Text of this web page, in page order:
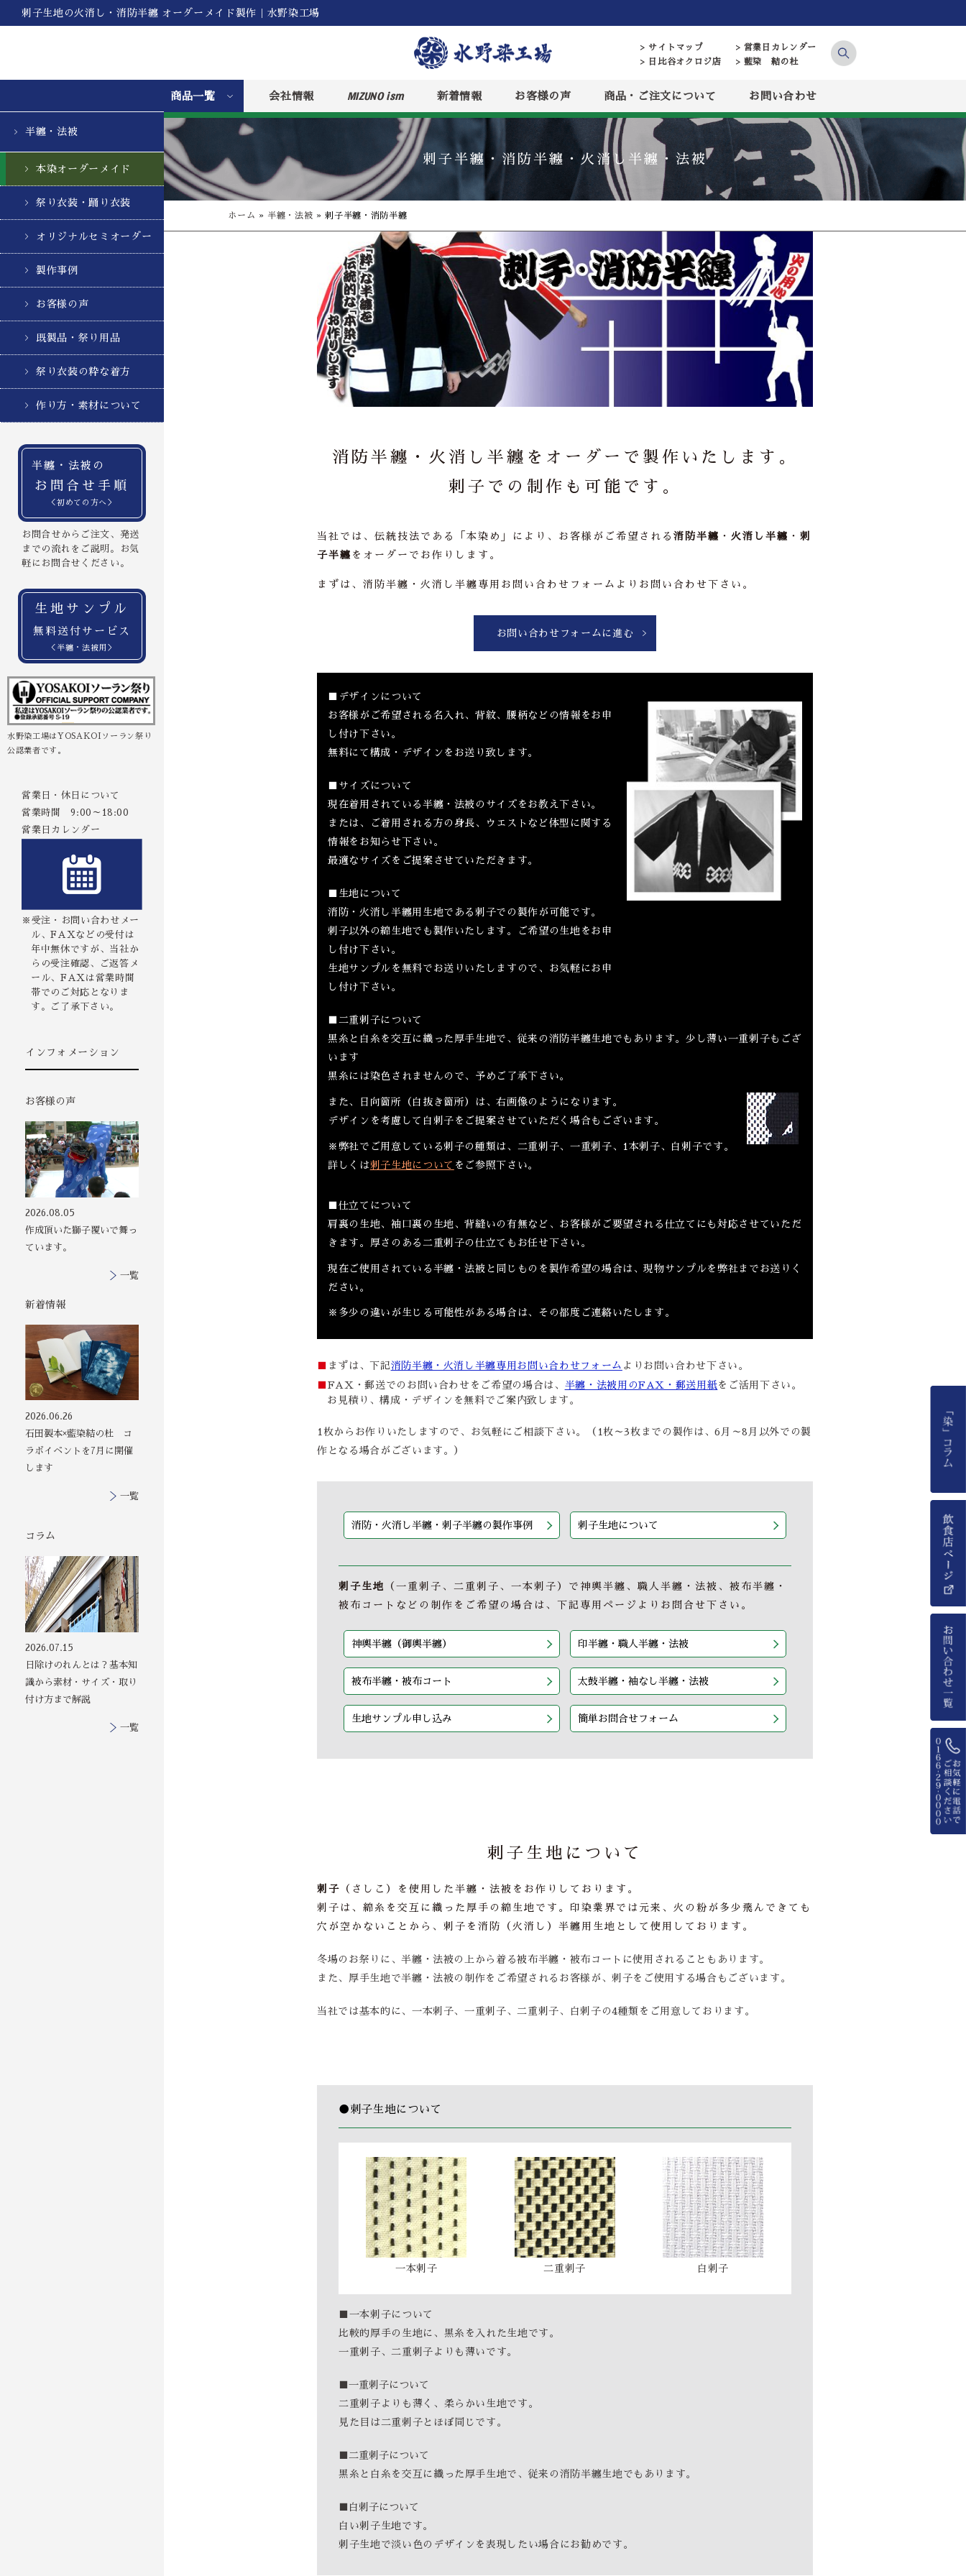
刺子生地の火消し・消防半纏 オーダーメイド製作｜水野染工場
> サイトマップ
> 営業日カレンダー
> 日比谷オクロジ店
> 藍染 結の杜
商品一覧 会社情報 MIZUNO ism 新着情報 お客様の声 商品・ご注文について お問い合わせ
半纏・法被
本染オーダーメイド
祭り衣装・踊り衣装
オリジナルセミオーダー
製作事例
お客様の声
既製品・祭り用品
祭り衣装の粋な着方
作り方・素材について
半纏・法被の
お問合せ手順
＜初めての方へ＞
お問合せからご注文、発送
までの流れをご説明。お気
軽にお問合せください。
生地サンプル
無料送付サービス
＜半纏・法被用＞
水野染工場はYOSAKOIソーラン祭り
公認業者です。
営業日・休日について
営業時間 9:00～18:00
営業日カレンダー
※受注・お問い合わせメー
ル、FAXなどの受付は
年中無休ですが、当社か
らの受注確認、ご返答メ
ール、FAXは営業時間
帯でのご対応となりま
す。ご了承下さい。
インフォメーション
お客様の声
その他の印染商
品
2026.08.05
作成頂いた獅子覆いで舞っ
ています。
一覧
新着情報
2026.06.26
石田製本×藍染結の杜 コ
ラボイベントを7月に開催
します
一覧
コラム
2026.07.15
日除けのれんとは？基本知
識から素材・サイズ・取り
付け方まで解説
一覧
刺子半纏・消防半纏・火消し半纏・法被
ホーム »半纏・法被 »刺子半纏・消防半纏
消防半纏・火消し半纏をオーダーで製作いたします。
刺子での制作も可能です。
当社では、伝統技法である「本染め」により、お客様がご希望される 消防半纏 ・ 火消し半纏 ・ 刺
子半纏 をオーダーでお作りします。
まずは、消防半纏・火消し半纏専用お問い合わせフォームよりお問い合わせ下さい。
お問い合わせフォームに進む
■デザインについて
お客様がご希望される名入れ、背紋、腰柄などの情報をお申
し付け下さい。
無料にて構成・デザインをお送り致します。
■サイズについて
現在着用されている半纏・法被のサイズをお教え下さい。
または、ご着用される方の身長、ウエストなど体型に関する
情報をお知らせ下さい。
最適なサイズをご提案させていただきます。
■生地について
消防・火消し半纏用生地である刺子での製作が可能です。
刺子以外の綿生地でも製作いたします。ご希望の生地をお申
し付け下さい。
生地サンプルを無料でお送りいたしますので、お気軽にお申
し付け下さい。
■二重刺子について
黒糸と白糸を交互に織った厚手生地で、従来の消防半纏生地でもあります。少し薄い一重刺子もござ
います
黒糸には染色されませんので、予めご了承下さい。
また、日向箇所（白抜き箇所）は、右画像のようになります。
デザインを考慮して白刺子をご提案させていただく場合もございます。
※弊社でご用意している刺子の種類は、二重刺子、一重刺子、1本刺子、白刺子です。
詳しくは刺子生地について をご参照下さい。
■仕立てについて
肩裏の生地、袖口裏の生地、背縫いの有無など、お客様がご要望される仕立てにも対応させていただ
きます。厚さのある二重刺子の仕立てもお任せ下さい。
現在ご使用されている半纏・法被と同じものを製作希望の場合は、現物サンプルを弊社までお送りく
ださい。
※多少の違いが生じる可能性がある場合は、その都度ご連絡いたします。
■ まずは、下記消防半纏・火消し半纏専用お問い合わせフォーム よりお問い合わせ下さい。
■FAX・郵送でのお問い合わせをご希望の場合は、 半纏・法被用のFAX・郵送用紙をご活用下さい。
お見積り、構成・デザインを無料でご案内致します。
1枚からお作りいたしますので、お気軽にご相談下さい。（1枚～3枚までの製作は、6月～8月以外での製
作となる場合がございます。）
消防・火消し半纏・刺子半纏の製作事例 刺子生地について
刺子生地
（一重刺子、二重刺子、一本刺子）で神輿半纏、職人半纏・法被、被布半纏・
被布コートなどの制作をご希望の場合は、下記専用ページよりお問合せ下さい。
神輿半纏（御輿半纏） 印半纏・職人半纏・法被
被布半纏・被布コート 太鼓半纏・袖なし半纏・法被
生地サンプル申し込み 簡単お問合せフォーム
刺子生地について
刺子 （さしこ）を使用した半纏・法被をお作りしております。
刺子は、綿糸を交互に織った厚手の綿生地です。印染業界では元来、火の粉が多少飛んできても
穴が空かないことから、刺子を消防（火消し）半纏用生地として使用しております。
冬場のお祭りに、半纏・法被の上から着る被布半纏・被布コートに使用されることもあります。
また、厚手生地で半纏・法被の制作をご希望されるお客様が、刺子をご使用する場合もございます。
当社では基本的に、一本刺子、一重刺子、二重刺子、白刺子の4種類をご用意しております。
●刺子生地について
一本刺子 二重刺子 白刺子
■一本刺子について
比較的厚手の生地に、黒糸を入れた生地です。
一重刺子、二重刺子よりも薄いです。
■一重刺子について
二重刺子よりも薄く、柔らかい生地です。
見た目は二重刺子とほぼ同じです。
■二重刺子について
黒糸と白糸を交互に織った厚手生地で、従来の消防半纏生地でもあります。
■白刺子について
白い刺子生地です。
刺子生地で淡い色のデザインを表現したい場合にお勧めです。